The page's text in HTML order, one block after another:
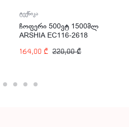
ტექნიკა
ჩოფერი 500ვტ 1500მლ
ARSHIA EC116-2618
164,00 ₾ 220,00₾